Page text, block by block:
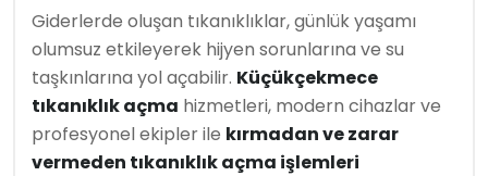
Giderlerde oluşan tıkanıklıklar, günlük yaşamı
olumsuz etkileyerek hijyen sorunlarına ve su
taşkınlarına yol açabilir. Küçükçekmece
tıkanıklık açma hizmetleri, modern cihazlar ve
profesyonel ekipler ile kırmadan ve zarar
vermeden tıkanıklık açma işlemleri